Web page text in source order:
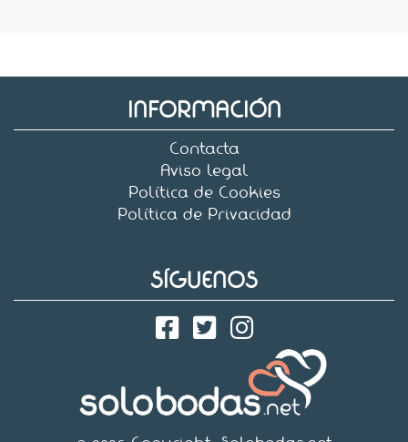
INFORMACIÓN
Contacta
Aviso legal
Política de Cookies
Política de Privacidad
SÍGUENOS